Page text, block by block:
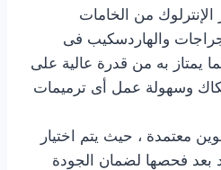
الإنترلوك من الخامات
والهاردسكيب فى
يمتاز به من قدرة عالية على
وسهولة عمل أى ترميمات
معتمدة ، حيث يتم اختيار
بعد فحصها لضمان الجودة